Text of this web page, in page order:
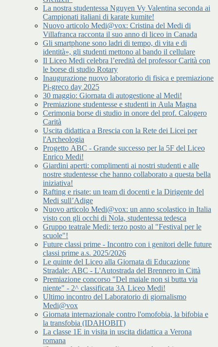
La nostra studentessa Nguyen Vy Valentina seconda ai
Campionati italiani di karate kumite!
Nuovo articolo Medi@vox: Cristina del Medi di
Villafranca racconta il suo anno di liceo in Canada
Gli smartphone sono ladri di tempo, di vita e di
identità», gli studenti mettono al bando il cellulare
Il Liceo Medi celebra l’eredità del professor Carità con
le borse di studio Rotary
Inaugurazione nuovo laboratorio di fisica e premiazione
Pi-greco day 2025
30 maggio: Giornata di autogestione al Medi!
Premiazione studentesse e studenti in Aula Magna
Cerimonia borse di studio in onore del prof. Calogero
Carità
Uscita didattica a Brescia con la Rete dei Licei per
l'Archeologia
Progetto ABC - Grande successo per la 5F del Liceo
Enrico Medi!
Giardini aperti: complimenti ai nostri studenti e alle
nostre studentesse che hanno collaborato a questa bella
iniziativa!
Rafting e risate: un team di docenti e la Dirigente del
Medi sull’Adige
Nuovo articolo Medi@vox: un anno scolastico in Italia
visto con gli occhi di Nola, studentessa tedesca
Gruppo teatrale Medi: terzo posto al "Festival per le
scuole"!
Future classi prime - Incontro con i genitori delle future
classi prime a.s. 2025/2026
Le quinte del Liceo alla Giornata di Educazione
Stradale: ABC - L'Autostrada del Brennero in Città
Premiazione concorso "Del maiale non si butta via
niente" - 2^ classificata 3A Liceo Medi!
Ultimo incontro del Laboratorio di giornalismo
Medi@vox
Giornata internazionale contro l'omofobia, la bifobia e
la transfobia (IDAHOBIT)
La classe 1E in visita in uscita didattica a Verona
romana